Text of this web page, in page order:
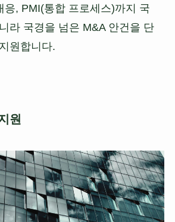
응, PMI(통합 프로세스)까지 국
라 국경을 넘은 M&A 안건을 단
원합니다.
원